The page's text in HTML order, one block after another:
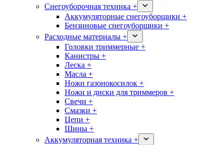
Снегоуборочная техника +
Аккумуляторные снегоуборщики +
Бензиновые снегоуборщики +
Расходные материалы +
Головки триммерные +
Канистры +
Леска +
Масла +
Ножи газонокосилок +
Ножи и диски для триммеров +
Свечи +
Смазки +
Цепи +
Шины +
Аккумуляторная техника +